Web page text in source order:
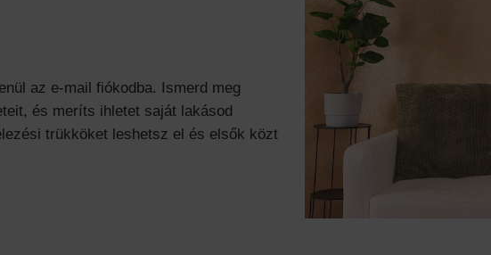
az e-mail fiókodba. Ismerd meg
és meríts ihletet saját lakásod
trükköket leshetsz el és elsők közt